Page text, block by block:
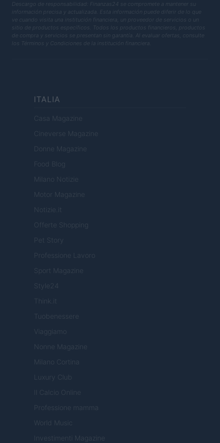
Descargo de responsabilidad: Finanzas24 se compromete a mantener su
información precisa y actualizada. Esta información puede diferir de lo que
ve cuando visita una institución financiera, un proveedor de servicios o un
sitio de productos específicos. Todos los productos financieros, productos
de compra y servicios se presentan sin garantía. Al evaluar ofertas, consulte
los Términos y Condiciones de la institución financiera.
ITALIA
Casa Magazine
Cineverse Magazine
Donne Magazine
Food Blog
Milano Notizie
Motor Magazine
Notizie.it
Offerte Shopping
Pet Story
Professione Lavoro
Sport Magazine
Style24
Think.it
Tuobenessere
Viaggiamo
Nonne Magazine
Milano Cortina
Luxury Club
Il Calcio Online
Professione mamma
World Music
Investimenti Magazine